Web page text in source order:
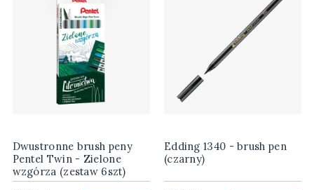
Dwustronne brush peny
Pentel Twin - Zielone
wzgórza (zestaw 6szt)
Edding 1340 - brush pen
(czarny)